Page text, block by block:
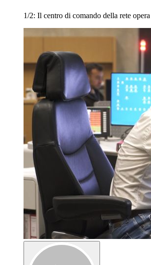
1/2: Il centro di comando della rete